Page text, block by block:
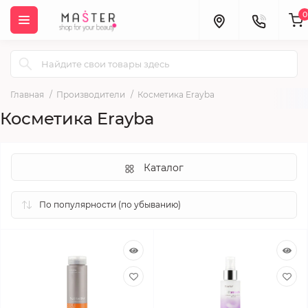
0
Главная Производители Косметика Erayba
Косметика Erayba
Каталог